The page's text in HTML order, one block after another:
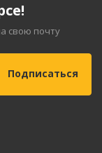
свою почту